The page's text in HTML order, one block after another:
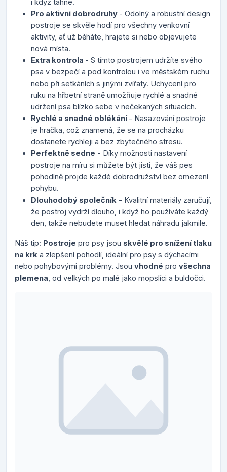
i když táhne.
Pro aktivní dobrodruhy - Odolný a robustní design
postroje se skvěle hodí pro všechny venkovní
aktivity, ať už běháte, hrajete si nebo objevujete
nová místa.
Extra kontrola - S tímto postrojem udržíte svého
psa v bezpečí a pod kontrolou i ve městském ruchu
nebo při setkáních s jinými zvířaty. Uchycení pro
ruku na hřbetní straně umožňuje rychlé a snadné
udržení psa blízko sebe v nečekaných situacích.
Rychlé a snadné oblékání - Nasazování postroje
je hračka, což znamená, že se na procházku
dostanete rychleji a bez zbytečného stresu.
Perfektně sedne - Díky možnosti nastavení
postroje na míru si můžete být jisti, že váš pes
pohodlně projde každé dobrodružství bez omezení
pohybu.
Dlouhodobý společník - Kvalitní materiály zaručují,
že postroj vydrží dlouho, i když ho používáte každý
den, takže nebudete muset hledat náhradu jakmile.
Náš tip: Postroje pro psy jsou skvělé pro snížení tlaku
na krk a zlepšení pohodlí, ideální pro psy s dýchacími
nebo pohybovými problémy. Jsou vhodné pro všechna
plemena , od velkých po malé jako mopslíci a buldočci.